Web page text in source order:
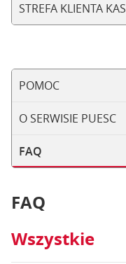
STREFA KLIENTA KAS
POMOC
O SERWISIE PUESC
FAQ
FAQ
Wszystkie